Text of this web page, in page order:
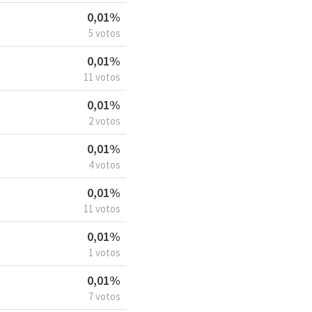
0,01%
5 votos
0,01%
11 votos
0,01%
2 votos
0,01%
4 votos
0,01%
11 votos
0,01%
1 votos
0,01%
7 votos